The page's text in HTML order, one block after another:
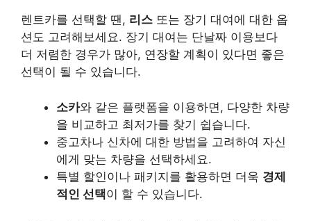
렌트카를 선택할 땐, 리스 또는 장기 대여 에 대한 옵
션도 고려해보세요. 장기 대여는 단날짜 이용보다
더 저렴한 경우가 많아, 연장할 계획이 있다면 좋은
선택이 될 수 있습니다.
소카와 같은 플랫폼을 이용하면, 다양한 차량
을 비교하고 최저가를 찾기 쉽습니다.
중고차나 신차에 대한 방법을 고려하여 자신
에게 맞는 차량을 선택하세요.
특별 할인이나 패키지를 활용하면 더욱 경제
적인 선택이 할 수 있습니다.